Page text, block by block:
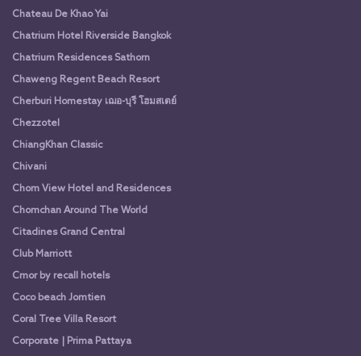
Chateau De Khao Yai
Chatrium Hotel Riverside Bangkok
Chatrium Residences Sathorn
Chaweng Regent Beach Resort
Cherburi Homestay เฌอ-บุรี โฮมสเตย์
Chezzotel
ChiangKhan Classic
Chivani
Chom View Hotel and Residences
Chomchan Around The World
Citadines Grand Central
Club Marriott
Cmor by recall hotels
Coco beach Jomtien
Coral Tree Villa Resort
Corporate | Prima Pattaya